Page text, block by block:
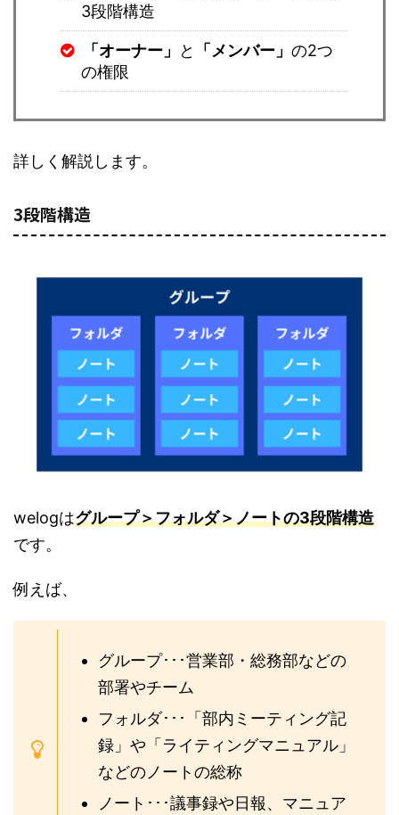
3段階構造
「オーナー」 と 「メンバー」 の2つ
の権限
詳しく解説します。
3段階構造
welogはグループ＞フォルダ＞ノートの3段階構造
です。
例えば、
グループ･･･営業部・総務部などの
部署やチーム
フォルダ･･･「部内ミーティング記
録」や「ライティングマニュアル」
などのノートの総称
ノート･･･議事録や日報、マニュア